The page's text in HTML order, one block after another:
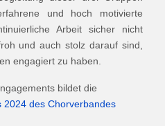
und hoch motivierte
Arbeit sicher nicht
und auch stolz darauf sind,
engagiert zu haben.
bildet die
2024 des Chorverbandes